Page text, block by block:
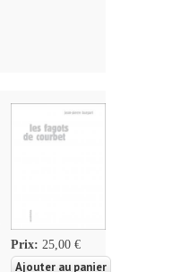
Prix: 25,00 €